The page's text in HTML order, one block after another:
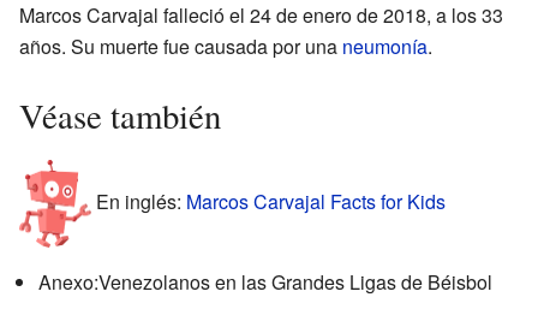
Marcos Carvajal falleció el 24 de enero de 2018, a los 33
años. Su muerte fue causada por una neumonía.
Véase también
En inglés: Marcos Carvajal Facts for Kids
Anexo:Venezolanos en las Grandes Ligas de Béisbol